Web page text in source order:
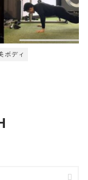
ボディ